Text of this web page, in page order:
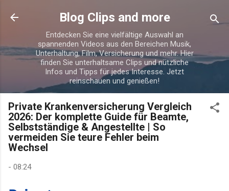
Direkt zum Hauptbereich
Blog Clips and more
Entdecken Sie eine vielfältige Auswahl an
spannenden Videos aus den Bereichen Musik,
Unterhaltung, Film, Versicherung und mehr. Hier
finden Sie unterhaltsame Clips und nützliche
Infos und Tipps für jedes Interesse. Jetzt
reinschauen und genießen!
Private Krankenversicherung Vergleich
2026: Der komplette Guide für Beamte,
Selbstständige & Angestellte | So
vermeiden Sie teure Fehler beim
Wechsel
- 08:24